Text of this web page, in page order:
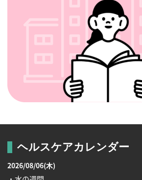
ヘルスケアカレンダー
2026/08/06(木)